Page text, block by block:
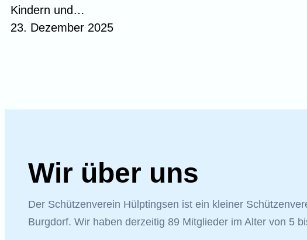
Kindern und…
23. Dezember 2025
Wir über uns
Der Schützenverein Hülptingsen ist ein kleiner
Burgdorf. Wir haben derzeitig 89 Mitglieder im Alter von 5